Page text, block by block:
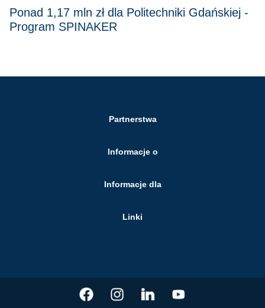
Ponad 1,17 mln zł dla Politechniki Gdańskiej -
Program SPINAKER
Partnerstwa
Informacje o
Informacje dla
Linki